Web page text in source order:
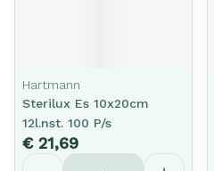
Hartmann
Sterilux Es 10x20cm
12l.nst. 100 P/s
€ 21,69
Aantal